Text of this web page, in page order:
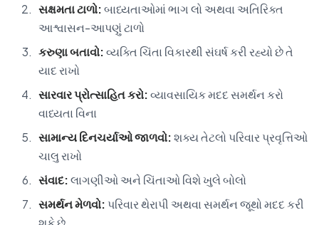
સક્ષમતા ટાળો:બાધ્યતાઓમાં ભાગ લો અથવા અતિરિક્ત
આશ્વાસન-આપણું ટાળો
કરુણા બતાવો:વ્યક્તિ ચિંતા વિકારથી સંઘર્ષ કરી રહ્યો છે તે
યાદ રાખો
સારવાર પ્રોત્સાહિત કરો:વ્યાવસાયિક મદદ સમર્થન કરો
વાધ્યતા વિના
સામાન્ય દિનચર્યાઓ જાળવો:શક્ય તેટલો પરિવાર પ્રવૃત્તિઓ
ચાલુ રાખો
સંવાદ:લાગણીઓ અને ચિંતાઓ વિશે ખુલે બોલો
સમર્થન મેળવો: પરિવાર થેરાપી અથવા સમર્થન જૂથો મદદ કરી